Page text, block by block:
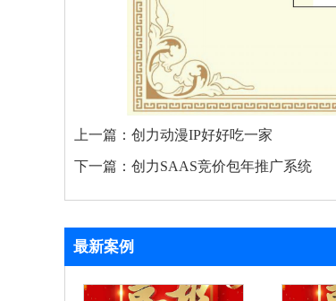
上一篇： 创力动漫IP好好吃一家
下一篇： 创力SAAS竞价包年推广系统
最新案例